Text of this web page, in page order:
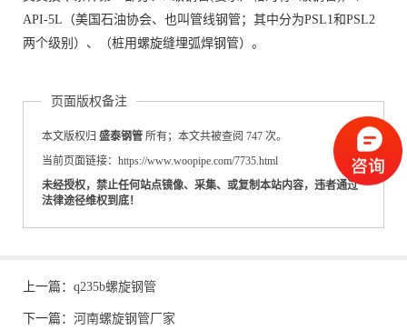
API-5L（美国石油协会、也叫管线钢管；其中分为PSL1和PSL2
两个级别）、（桩用螺旋缝埋弧焊钢管）。
页面版权备注
本文版权归 盛泰钢管 所有；本文共被查阅 747 次。
当前页面链接：https://www.woopipe.com/7735.html
未经授权，禁止任何站点镜像、采集、或复制本站内容，违者通过
法律途径维权到底！
上一篇： q235b螺旋钢管
下一篇： 河南螺旋钢管厂家